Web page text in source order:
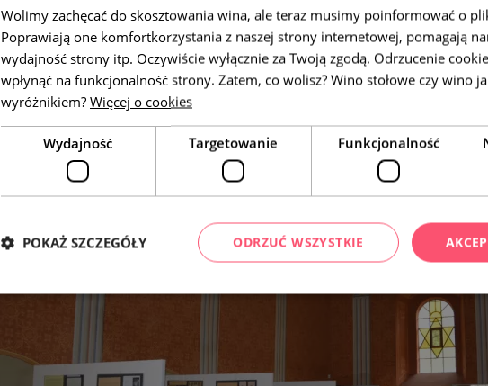
Leaflet © Seznam.cz a.s. a další
Wolimy zachęcać do skosztowania wina, ale teraz musimy poinformować o
Poprawiają one komfortkorzystania z naszej strony internetowej, pomagają
wydajność strony itp. Oczywiście wyłącznie za Twoją zgodą. Odrzucenie
wpłynąć na funkcjonalność strony. Zatem, co wolisz? Wino stołowe czy wino
wyróżnikiem? Więcej o cookies
Wydajność Targetowanie Funkcjonalność
ODRZUĆ WSZYSTKIE
POKAŻ SZCZEGÓŁY